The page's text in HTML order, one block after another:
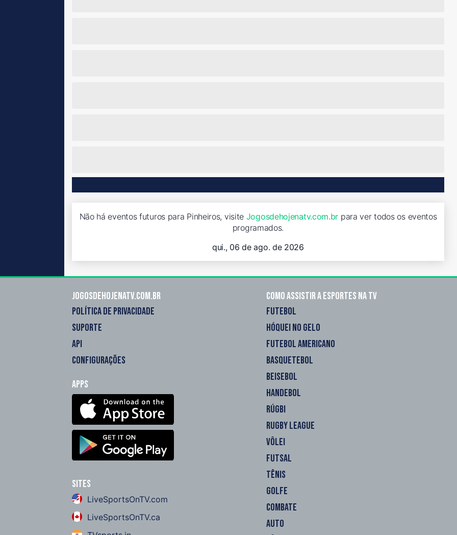
Não há eventos futuros para Pinheiros, visite Jogosdehojenatv.com.br para ver todos os eventos
programados.
qui., 06 de ago. de 2026
Jogosdehojenatv.com.br
POLÍTICA DE PRIVACIDADE
SUPORTE
API
CONFIGURAÇÕES
Apps
Sites
LiveSportsOnTV.com
LiveSportsOnTV.ca
Como assistir a esportes na TV
FUTEBOL
HÓQUEI NO GELO
FUTEBOL AMERICANO
BASQUETEBOL
BEISEBOL
HANDEBOL
RÚGBI
RUGBY LEAGUE
VÔLEI
FUTSAL
TÊNIS
GOLFE
COMBATE
AUTO